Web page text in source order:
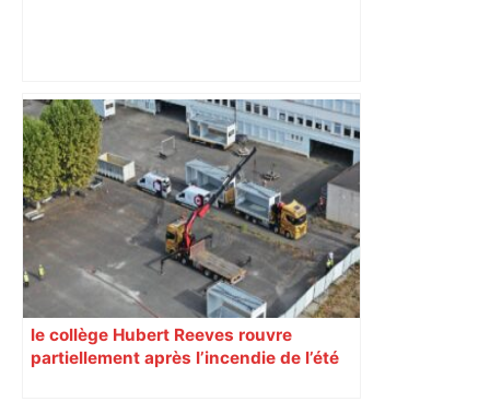
« Rien d'inquiétant » pour Guillaume
Restes, le gardien de Toulouse, après
sa sortie à Metz – L'Équipe
le collège Hubert Reeves rouvre
partiellement après l’incendie de l’été